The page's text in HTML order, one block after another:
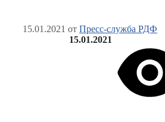
15.01.2021 от Пресс-служба РДФ
15.01.2021